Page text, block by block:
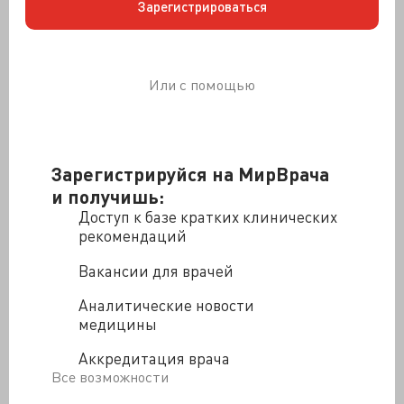
Зарегистрируйся на МирВрача
и получишь:
Доступ к базе кратких клинических
рекомендаций
Вакансии для врачей
Аналитические новости
медицины
Аккредитация врача
Все возможности
Зарегистрироваться
Или с помощью
периодически и довольно быстро возникающая по
всему телу, пару раз отекали губы.
Дериваты цетеризина (меняются
названия при очередных жалобах)
При возникновении отёков - хлористый
кальций внутривенно.
и так два месяца.